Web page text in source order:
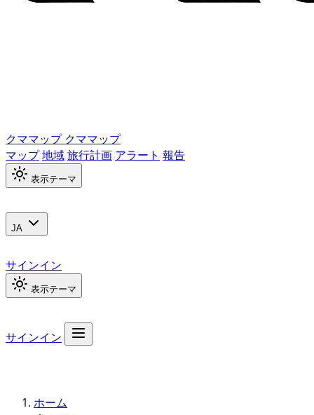
クママップ クママップ
マップ地域旅行計画 アラート 報告
表示テーマ
JA
サインイン
表示テーマ
サインイン
ホーム